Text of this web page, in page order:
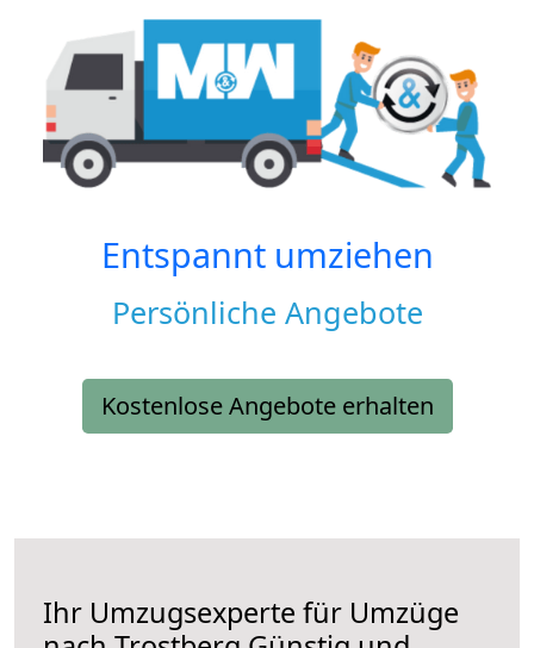
Entspannt umziehen
Persönliche Angebote
Kostenlose Angebote erhalten
Ihr Umzugsexperte für Umzüge